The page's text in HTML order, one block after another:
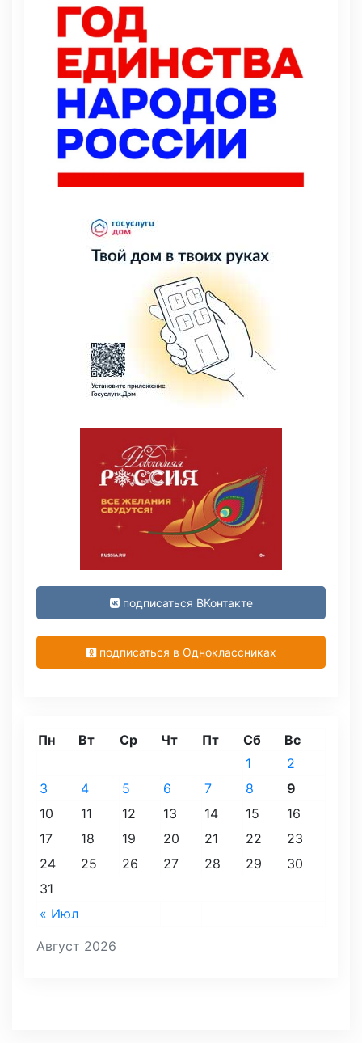
подписаться ВКонтакте
подписаться в Одноклассниках
Август 2026
Пн Вт Ср Чт Пт Сб Вс
« Июл
1
2
3
4 5 6 7 8
9
10
11 12 13 14 15
16
17
18 19 20 21 22
23
24
25 26 27 28 29
30
31